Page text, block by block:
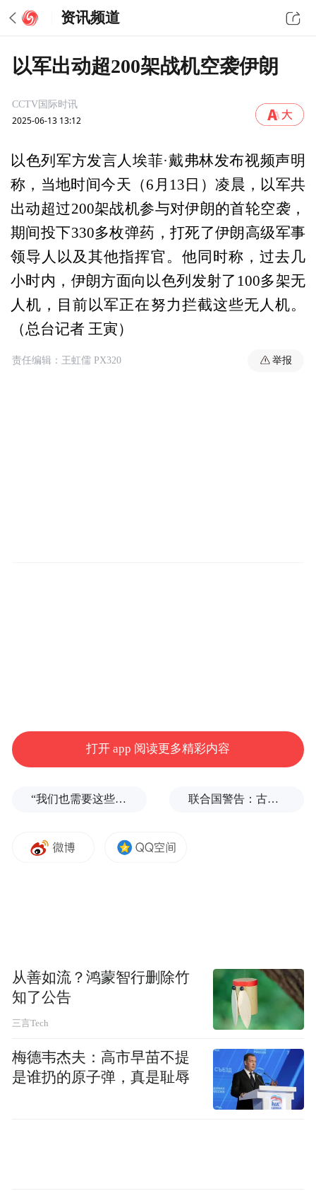
资讯频道
以军出动超200架战机空袭伊朗
CCTV国际时讯
2025-06-13 13:12
以色列军方发言人埃菲·戴弗林发布视频声明
称，当地时间今天（6月13日）凌晨，以军共
出动超过200架战机参与对伊朗的首轮空袭，
期间投下330多枚弹药，打死了伊朗高级军事
领导人以及其他指挥官。他同时称，过去几
小时内，伊朗方面向以色列发射了100多架无
人机，目前以军正在努力拦截这些无人机。
（总台记者 王寅）
责任编辑：王虹儒 PX320 举报
打开 app 阅读更多精彩内容
“我们也需要这些导弹啊”，特朗普公开拒绝泽连斯基！ 联合国警告：古巴或变成沉默的加沙
从善如流？鸿蒙智行删除竹
知了公告
三言Tech
梅德韦杰夫：高市早苗不提
是谁扔的原子弹，真是耻辱